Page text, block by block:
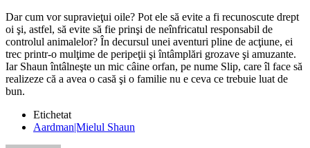
Dar cum vor supravieţui oile? Pot ele să evite a fi recunoscute drept
oi şi, astfel, să evite să fie prinşi de neînfricatul responsabil de
controlul animalelor? În decursul unei aventuri pline de acţiune, ei
trec printr-o mulţime de peripeţii şi întâmplări grozave şi amuzante.
Iar Shaun întâlneşte un mic câine orfan, pe nume Slip, care îl face să
realizeze că a avea o casă şi o familie nu e ceva ce trebuie luat de
bun.
Etichetat
Aardman|Mielul Shaun